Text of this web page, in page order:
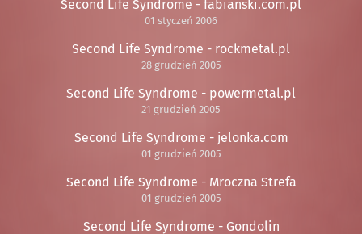
Second Life Syndrome - fabianski.com.pl
01 styczeń 2006
Second Life Syndrome - rockmetal.pl
28 grudzień 2005
Second Life Syndrome - powermetal.pl
21 grudzień 2005
Second Life Syndrome - jelonka.com
01 grudzień 2005
Second Life Syndrome - Mroczna Strefa
01 grudzień 2005
Second Life Syndrome - Gondolin